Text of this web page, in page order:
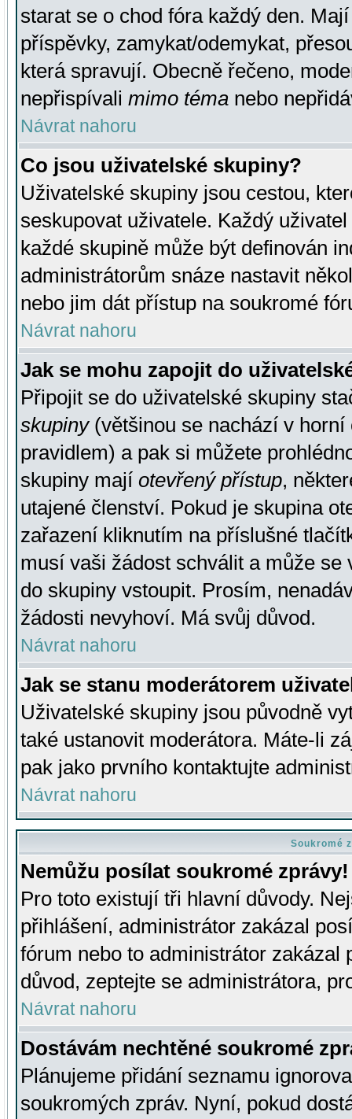
starat se o chod fóra každý den.
příspěvky, zamykat/odemykat,
která spravují. Obecně řečeno,
nepřispívali mimo téma nebo
Návrat nahoru
Co jsou uživatelské skupiny?
Uživatelské skupiny jsou cestou,
seskupovat uživatele. Každý
každé skupině může být definován
administrátorům snáze nastavit
nebo jim dát přístup na soukromé
Návrat nahoru
Jak se mohu zapojit do
Připojit se do uživatelské skupiny
skupiny(většinou se nachází v horní
pravidlem) a pak si můžete
skupiny mají otevřený přístup,
utajené členství. Pokud je skupina
zařazení kliknutím na příslušné
musí vaši žádost schválit a může se
do skupiny vstoupit. Prosím,
žádosti nevyhoví. Má svůj důvod.
Návrat nahoru
Jak se stanu moderátorem
Uživatelské skupiny jsou původně
také ustanovit moderátora. Máte-li
pak jako prvního kontaktujte
Návrat nahoru
Soukromé
Nemůžu posílat soukromé zprávy!
Pro toto existují tři hlavní důvody.
přihlášení, administrátor zakázal
fórum nebo to administrátor zakázal
důvod, zeptejte se administrátora,
Návrat nahoru
Dostávám nechtěné soukromé
Plánujeme přidání seznamu
soukromých zpráv. Nyní, pokud